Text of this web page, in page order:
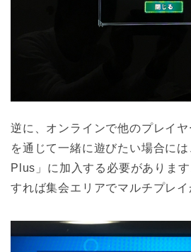
逆に、オンラインで他のプレイヤ
を通じて一緒に遊びたい場合に
Plus」に加入する必要がありま
すれば集会エリアでマルチプレイ